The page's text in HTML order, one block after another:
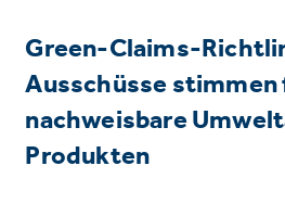
Green-Claims-
Ausschüsse stimmen
nachweisbare
Produkten